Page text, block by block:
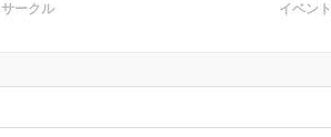
サークル イベント